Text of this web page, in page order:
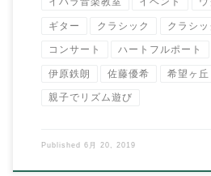
ギター クラシック クラシ
コンサート ハートフルポート
伊原鉄朗 佐藤優希 希望ヶ丘
親子でリズム遊び
Published 6月 20, 2019